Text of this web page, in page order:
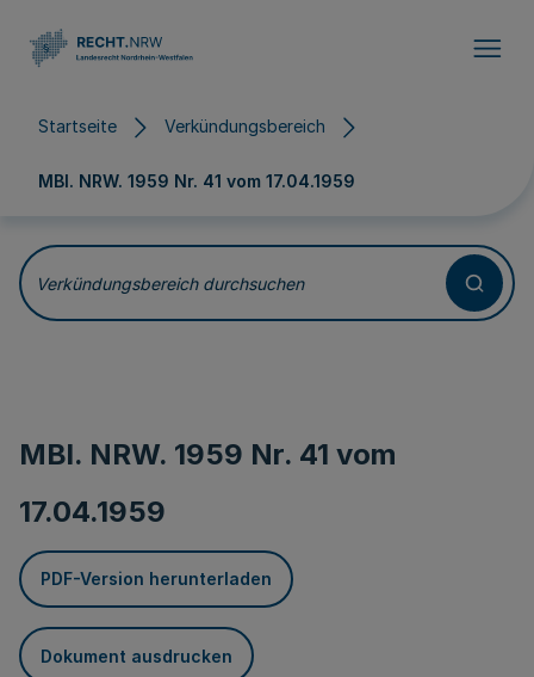
Startseite Verkündungsbereich
MBl. NRW. 1959 Nr. 41 vom 17.04.1959
Verkündungsbereich durchsuchen
MBl. NRW. 1959 Nr. 41 vom
17.04.1959
PDF-Version herunterladen
Dokument ausdrucken